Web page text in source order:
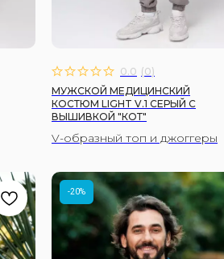
0.0 (0)
МУЖСКОЙ МЕДИЦИНСКИЙ
КОСТЮМ LIGHT V.1 СЕРЫЙ C
ВЫШИВКОЙ "КОТ"
V-образный топ и джоггеры
-20%